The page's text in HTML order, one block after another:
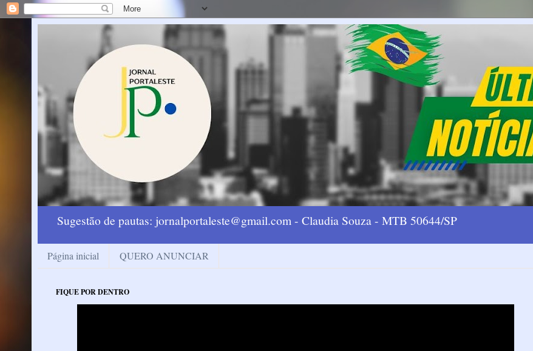
Sugestão de pautas: jornalportaleste@gmail.com - Claudia Souza - MTB 50644/SP
Página inicial QUERO ANUNCIAR
FIQUE POR DENTRO